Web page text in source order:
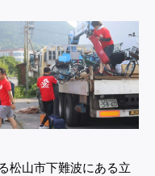
松山市下難波にある立